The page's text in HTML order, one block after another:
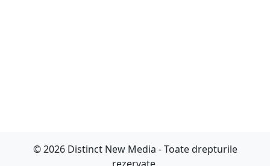
© 2026 Distinct New Media - Toate drepturile